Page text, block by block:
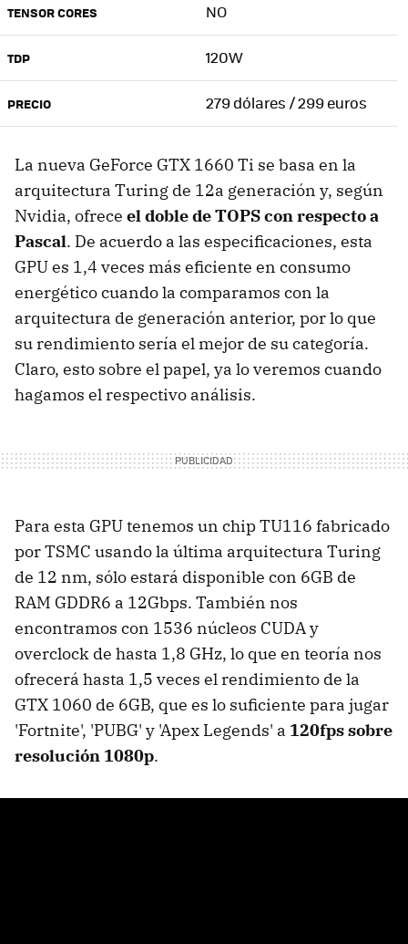
TENSOR CORES NO
TDP 120W
PRECIO 279 dólares / 299 euros
La nueva GeForce GTX 1660 Ti se basa en la
arquitectura Turing de 12a generación y, según
Nvidia, ofrece el doble de TOPS con respecto a
Pascal. De acuerdo a las especificaciones, esta
GPU es 1,4 veces más eficiente en consumo
energético cuando la comparamos con la
arquitectura de generación anterior, por lo que
su rendimiento sería el mejor de su categoría.
Claro, esto sobre el papel, ya lo veremos cuando
hagamos el respectivo análisis.
Para esta GPU tenemos un chip TU116 fabricado
por TSMC usando la última arquitectura Turing
de 12 nm, sólo estará disponible con 6GB de
RAM GDDR6 a 12Gbps. También nos
encontramos con 1536 núcleos CUDA y
overclock de hasta 1,8 GHz, lo que en teoría nos
ofrecerá hasta 1,5 veces el rendimiento de la
GTX 1060 de 6GB, que es lo suficiente para jugar
'Fortnite', 'PUBG' y 'Apex Legends' a 120fps sobre
resolución 1080p.